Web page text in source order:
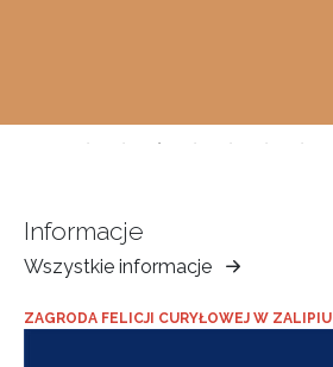
Informacje
Wszystkie informacje
Muzeum
Ziemi
Tarnowskiej
ZAGRODA FELICJI CURYŁOWEJ W ZALIPIU